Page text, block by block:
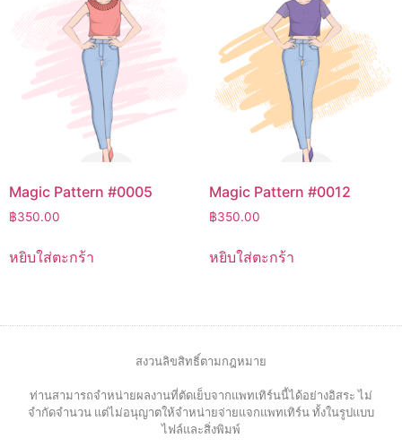
Magic Pattern #0005
฿350.00
หยิบใส่ตะกร้า
Magic Pattern #0012
฿350.00
หยิบใส่ตะกร้า
สงวนลิขสิทธิ์ตามกฎหมาย
ท่านสามารถจำหน่ายผลงานที่ตัดเย็บจากแพทเทิร์นนี้ได้อย่างอิสระ ไม่
จำกัดจำนวน แต่ไม่อนุญาตให้จำหน่ายจ่ายแจกแพทเทิร์น ทั้งในรูปแบบ
ไฟล์และสิ่งพิมพ์